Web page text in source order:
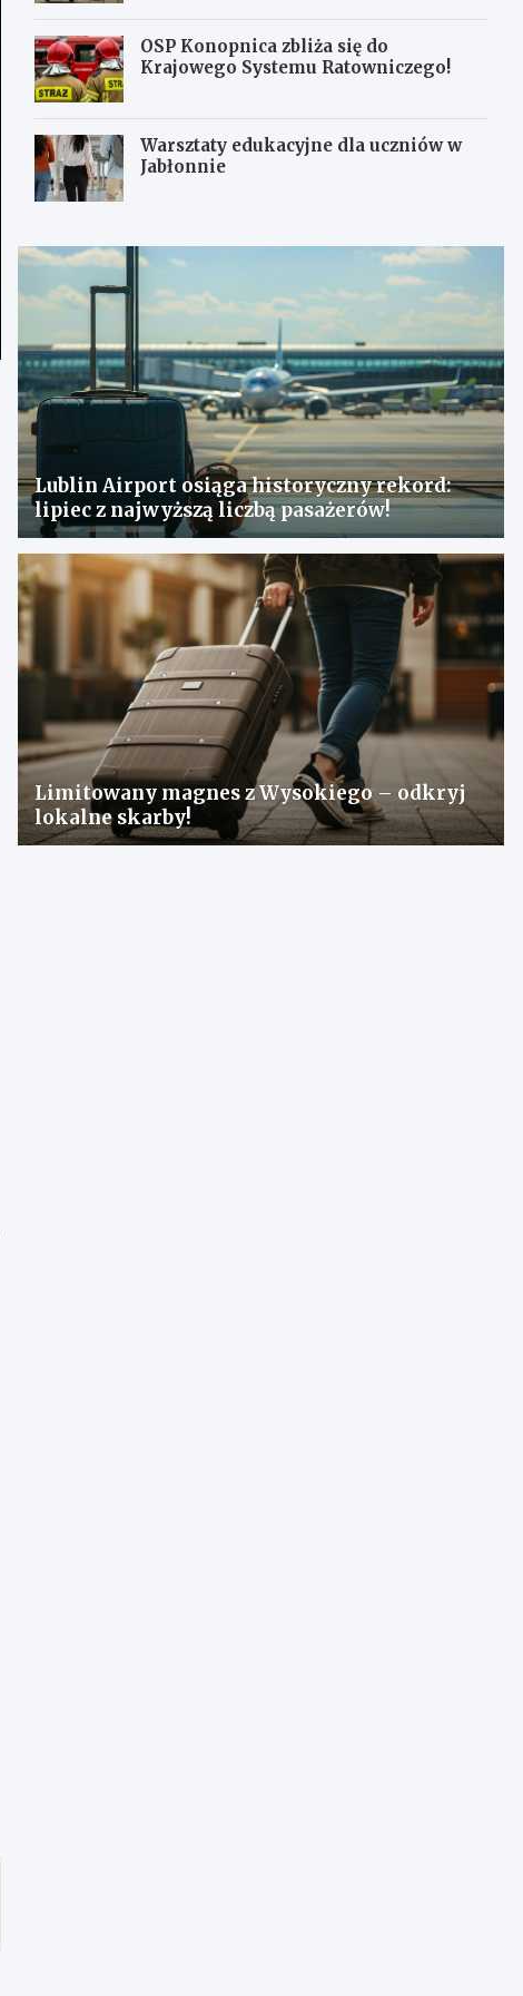
OSP Konopnica zbliża się do
Krajowego Systemu Ratowniczego!
Warsztaty edukacyjne dla uczniów w
Jabłonnie
Lublin Airport osiąga historyczny rekord:
lipiec z najwyższą liczbą pasażerów!
Limitowany magnes z Wysokiego – odkryj
lokalne skarby!